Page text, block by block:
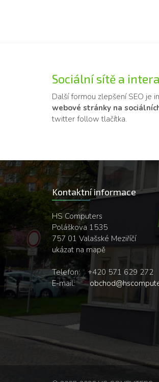
Sociální sítě a
Další formou zlepšení SEO je
webové stránky na
twitter follow tlačítka.
Kontaktní informace
HS Computers
Poláškova 1535
757 01 Valašské Meziříčí
ukázat na mapě
Telefon:
+420 571 629 272
E-mail: